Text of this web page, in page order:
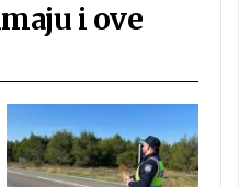
i ove